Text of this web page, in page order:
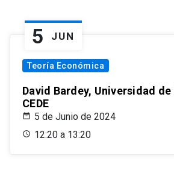
5 JUN
Teoría Económica
David Bardey, Universidad
CEDE
5 de Junio de 2024
12:20 a 13:20